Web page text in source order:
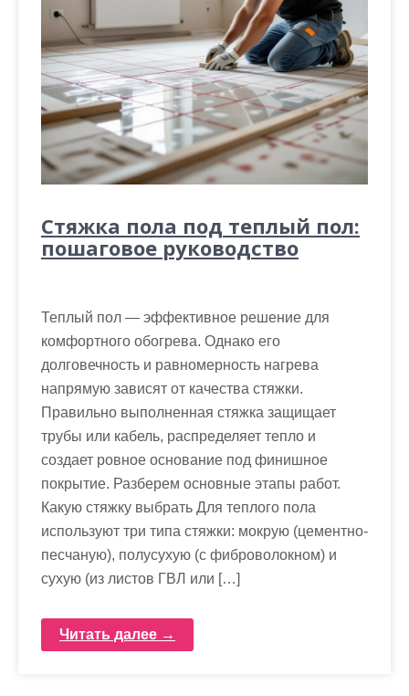
Стяжка пола под теплый пол:
пошаговое руководство
Теплый пол — эффективное решение для
комфортного обогрева. Однако его
долговечность и равномерность нагрева
напрямую зависят от качества стяжки.
Правильно выполненная стяжка защищает
трубы или кабель, распределяет тепло и
создает ровное основание под финишное
покрытие. Разберем основные этапы работ.
Какую стяжку выбрать Для теплого пола
используют три типа стяжки: мокрую (цементно-
песчаную), полусухую (с фиброволокном) и
сухую (из листов ГВЛ или […]
Читать далее →